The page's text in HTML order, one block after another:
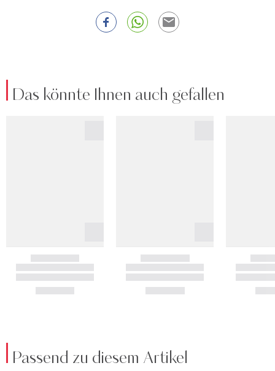
Das könnte Ihnen auch gefallen
Passend zu diesem Artikel